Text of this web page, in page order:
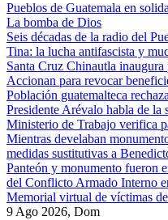
Pueblos de Guatemala en
La bomba de Dios
Seis décadas de la radio del
Tina: la lucha antifascista y
Santa Cruz Chinautla
Accionan para revocar
Población guatemalteca
Presidente Arévalo habla de
Ministerio de Trabajo verifica
Mientras develaban
medidas sustitutivas a
Panteón y monumento fueron
del Conflicto Armado Interno
Memorial virtual de víctimas
9 Ago 2026, Dom